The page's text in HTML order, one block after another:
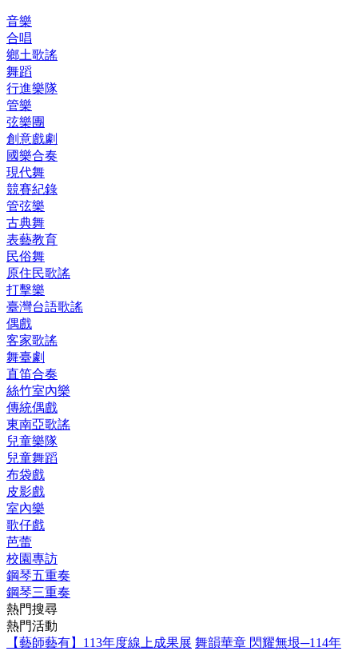
音樂
合唱
鄉土歌謠
舞蹈
行進樂隊
管樂
弦樂團
創意戲劇
國樂合奏
現代舞
競賽紀錄
管弦樂
古典舞
表藝教育
民俗舞
原住民歌謠
打擊樂
臺灣台語歌謠
偶戲
客家歌謠
舞臺劇
直笛合奏
絲竹室內樂
傳統偶戲
東南亞歌謠
兒童樂隊
兒童舞蹈
布袋戲
皮影戲
室內樂
歌仔戲
芭蕾
校園專訪
鋼琴五重奏
鋼琴三重奏
熱門搜尋
熱門活動
【藝師藝有】113年度線上成果展 舞韻華章 閃耀無垠─114年